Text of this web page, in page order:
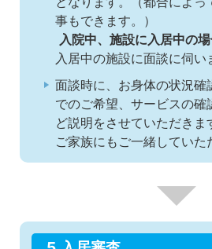
事もできます。）
入院中、施設に入居中の
入居中の施設に面談に伺い
面談時に、お身体の状況確
でのご希望、サービスの確
ど説明をさせていただきま
ご家族にもご一緒していた